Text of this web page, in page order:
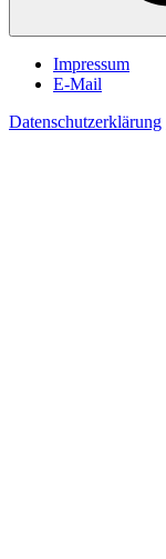
Impressum
E-Mail
Datenschutzerklärung